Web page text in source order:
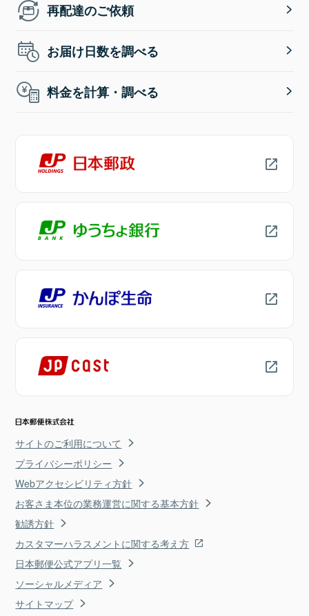
再配達のご依頼
お届け日数を調べる
料金を計算・調べる
サイトのご利用について
プライバシーポリシー
Webアクセシビリティ方針
お客さま本位の業務運営に関する基本方針
勧誘方針
カスタマーハラスメントに関する考え方
日本郵便公式アプリ一覧
ソーシャルメディア
サイトマップ